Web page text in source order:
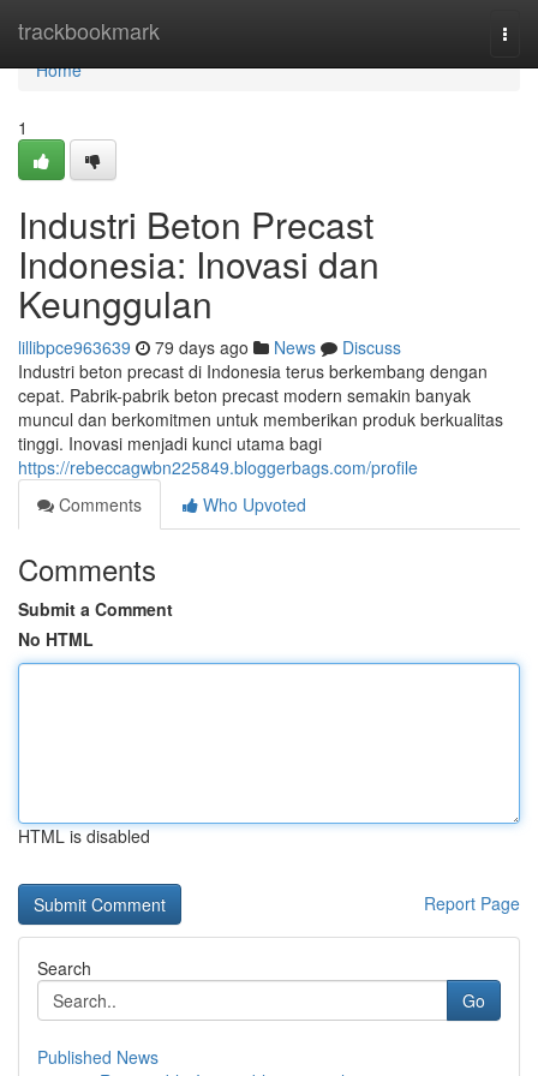
trackbookmark
Home
Home
1
Industri Beton Precast
Indonesia: Inovasi dan
Keunggulan
lillibpce963639 79 days ago News
Discuss
Industri beton precast di Indonesia terus berkembang dengan
cepat. Pabrik-pabrik beton precast modern semakin banyak
muncul dan berkomitmen untuk memberikan produk berkualitas
tinggi. Inovasi menjadi kunci utama bagi
https://rebeccagwbn225849.bloggerbags.com/profile
Comments
Who Upvoted
Comments
Submit a Comment
No HTML
HTML is disabled
Report Page
Search
Go
Published News